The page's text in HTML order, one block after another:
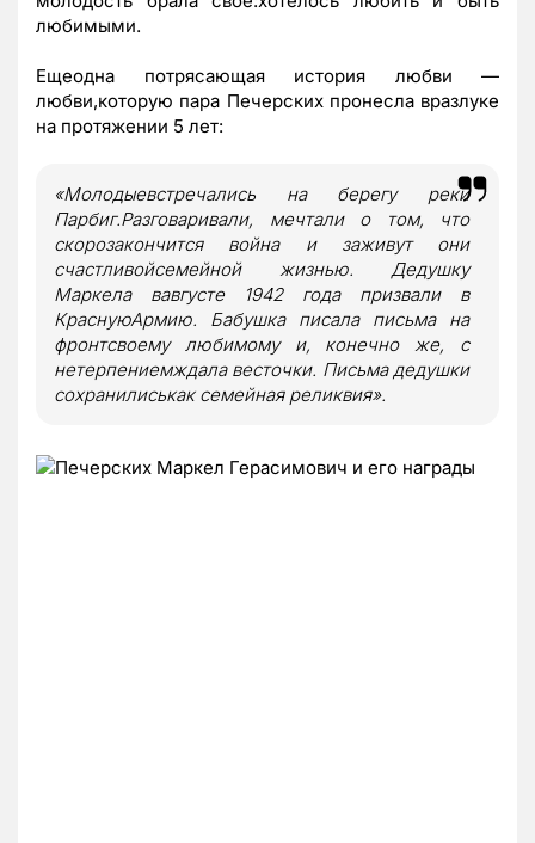
любимыми.
Ещеодна потрясающая история любви —
любви,которую пара Печерских пронесла вразлуке
на протяжении 5 лет:
«Молодыевстречались на берегу реки
Парбиг.Разговаривали, мечтали о том, что
скорозакончится война и заживут они
счастливойсемейной жизнью. Дедушку
Маркела вавгусте 1942 года призвали в
КраснуюАрмию. Бабушка писала письма на
фронтсвоему любимому и, конечно же, с
нетерпениемждала весточки. Письма дедушки
сохранилиськак семейная реликвия».